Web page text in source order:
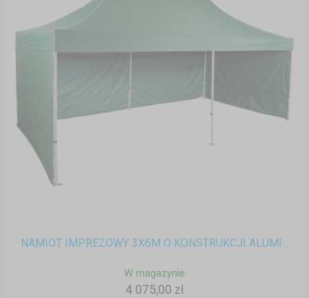
NAMIOT IMPREZOWY 3X6M O KONSTRUKCJI ALUMI...
W magazynie
4 075,00 zł